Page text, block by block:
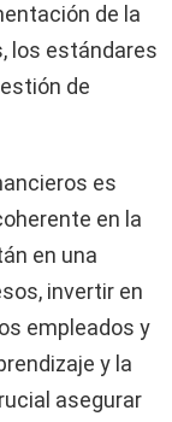
de la
los estándares
de
es
en la
en una
invertir en
empleados y
y la
asegurar